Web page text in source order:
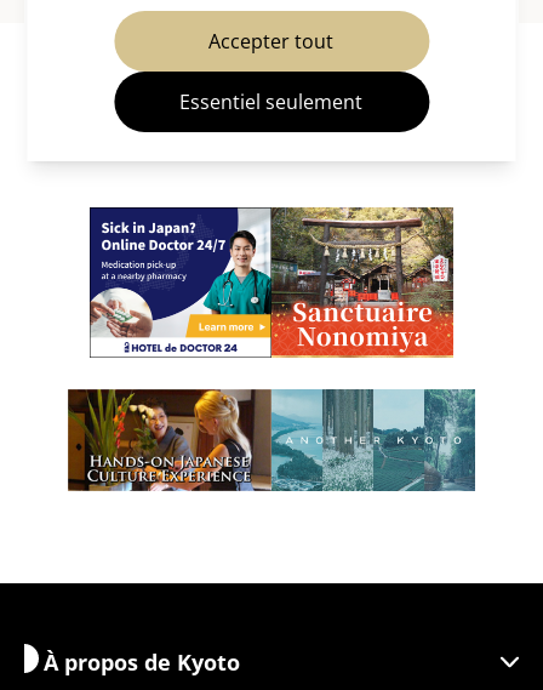
d'informations, veuillez consulter notrepolitique
de confidentialité
Accepter tout
Essentiel seulement
Nos partenaires
À propos de Kyoto